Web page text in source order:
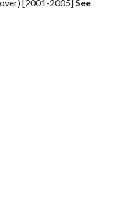
[2001-2005]See